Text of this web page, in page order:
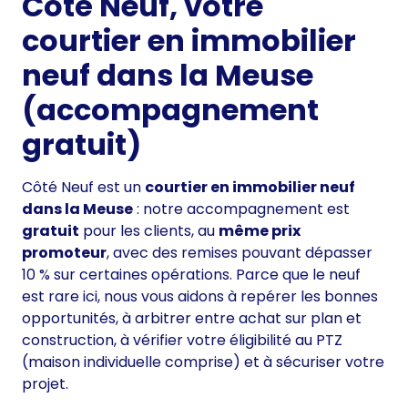
courtier en immobilier
neuf dans la Meuse
(accompagnement
gratuit)
Côté Neuf est un courtier en immobilier neuf
dans la Meuse: notre accompagnement est
gratuit pour les clients, au même prix
promoteur, avec des remises pouvant dépasser
10 % sur certaines opérations. Parce que le neuf
est rare ici, nous vous aidons à repérer les bonnes
opportunités, à arbitrer entre achat sur plan et
construction, à vérifier votre éligibilité au PTZ
(maison individuelle comprise) et à sécuriser votre
projet.